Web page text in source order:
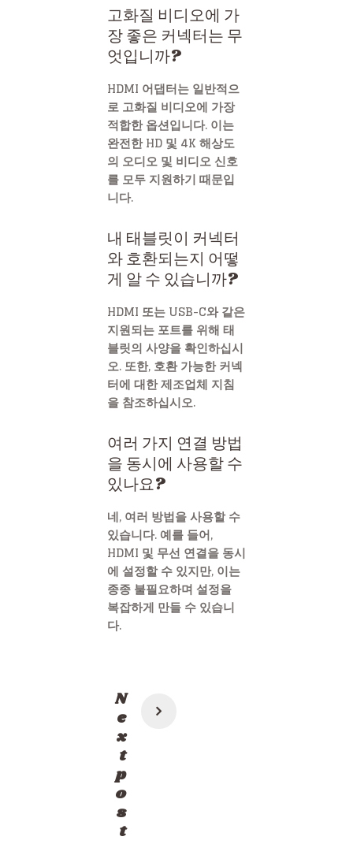
고화질 비디오에 가
장 좋은 커넥터는 무
엇입니까?
HDMI 어댑터는 일반적으
로 고화질 비디오에 가장
적합한 옵션입니다. 이는
완전한 HD 및 4K 해상도
의 오디오 및 비디오 신호
를 모두 지원하기 때문입
니다.
내 태블릿이 커넥터
와 호환되는지 어떻
게 알 수 있습니까?
HDMI 또는 USB-C와 같은
지원되는 포트를 위해 태
블릿의 사양을 확인하십시
오. 또한, 호환 가능한 커넥
터에 대한 제조업체 지침
을 참조하십시오.
여러 가지 연결 방법
을 동시에 사용할 수
있나요?
네, 여러 방법을 사용할 수
있습니다. 예를 들어,
HDMI 및 무선 연결을 동시
에 설정할 수 있지만, 이는
종종 불필요하며 설정을
복잡하게 만들 수 있습니
다.
Post
navigation
N
e
x
t
p
o
s
t